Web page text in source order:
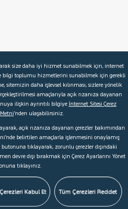
Hakkımızda
S.S.S.
size daha iyi hizmet sunabilmek için, internet
bilgi toplumu hizmetlerini sunabilmek için gerekli
sitemizin daha işlevsel kılınması, sizlere yönelik
amaçlarıyla açık rızanıza dayanan
ilişkin ayrıntılı bilgiye İnternet Sitesi Çerez
’nden ulaşabilirsiniz.
açık rızanıza dayanan çerezler bakımından
belirtilen amaçlarla işlenmesini onaylamış
tıklayarak, zorunlu çerezler dışındaki
devre dışı bırakmak için Çerez Ayarlarını Yönet
tıklayınız.
Kabul Et Tüm Çerezleri Reddet